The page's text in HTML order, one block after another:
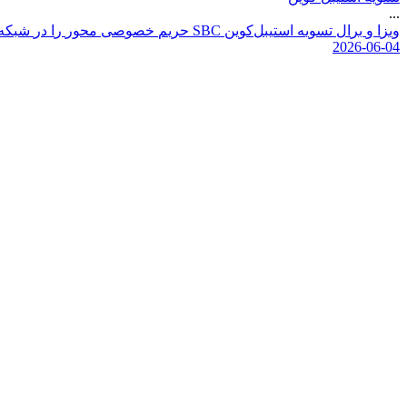
...
ویز و بر ل تسویه ستیبلکوین SBC حر یم خصوصی محور ر در شبک
2026-06-04